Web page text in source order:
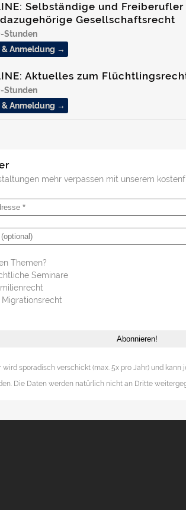
Selbständige und
Gesellschaftsrecht
Stunden
& Anmeldung →
Aktuelles zum
Stunden
& Anmeldung →
mehr verpassen mit unserem
Themen?
Seminare
Migrationsrecht
wird sporadisch verschickt (max. 5x pro Jahr) und kann
Die Daten werden natürlich nicht an Dritte